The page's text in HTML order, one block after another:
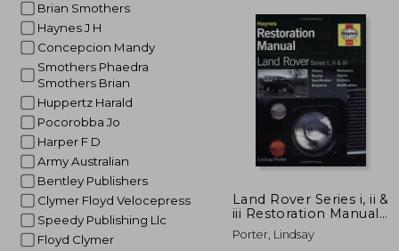
Brian Smothers
Haynes J H
Concepcion Mandy
Smothers Phaedra
Smothers Brian
Huppertz Harald
Pocorobba Jo
Harper F D
Army Australian
Bentley Publishers
Clymer Floyd Velocepress
Speedy Publishing Llc
Floyd Clymer
dcto.
Land Rover Series i, ii &
iii Restoration Manual
(en Inglés)
Porter, Lindsay